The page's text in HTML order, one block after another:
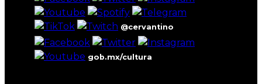
@cervantino
gob.mx/cultura